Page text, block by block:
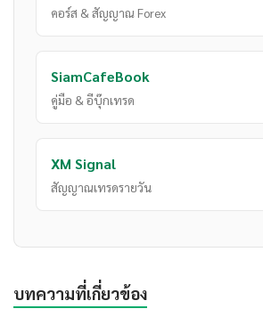
คอร์ส & สัญญาณ Forex
SiamCafeBook
คู่มือ & อีบุ๊กเทรด
XM Signal
สัญญาณเทรดรายวัน
บทความที่เกี่ยวข้อง